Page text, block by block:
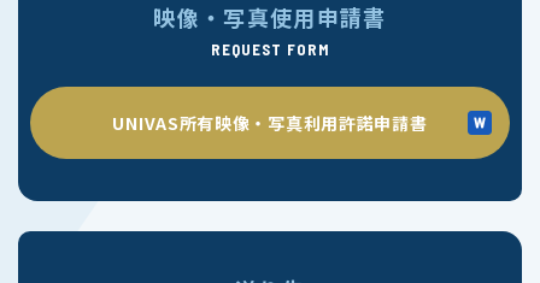
映像・写真使用申請書
REQUEST FORM
UNIVAS所有映像・写真利用許諾申請書